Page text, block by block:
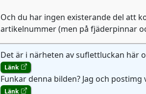
Och du har ingen existerande del att
artikelnummer (men på fjäderpinnar
Det är i närheten av suflettluckan här
Länk
Funkar denna bilden? Jag och
Länk